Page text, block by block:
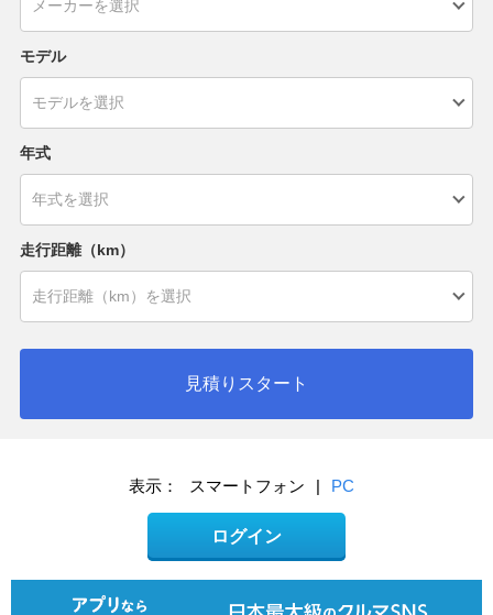
モデル
年式
走行距離（km）
見積りスタート
表示： スマートフォン | PC
ログイン